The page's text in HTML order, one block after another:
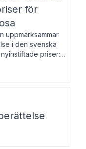
för
uppmärksammar
i den svenska
priser:
pris till
av svensk
till Magnus